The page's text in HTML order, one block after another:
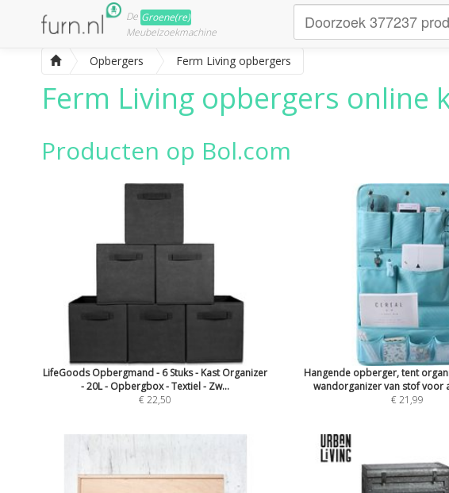
De Groene(re)
Meubelzoekmachine
Opbergers Ferm Living opbergers
Ferm Living opbergers online
Producten op Bol.com
LifeGoods Opbergmand - 6 Stuks - Kast Organizer
- 20L - Opbergbox - Textiel - Zw...
€ 22,50
Hangende opberger, tent
wandorganizer van stof voor
€ 21,99